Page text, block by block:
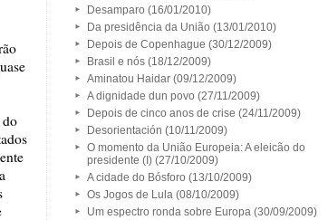
Desamparo (16/01/2010)
Da presidência da União (13/01/2010)
Depois de Copenhague (30/12/2009)
Brasil e nós (18/12/2009)
Aminatou Haidar (09/12/2009)
A dignidade dun povo (27/11/2009)
Depois de cinco anos de crise (24/11/2009)
Desorientación (10/11/2009)
O momento da União Europeia: A eleicão do
presidente (I) (27/10/2009)
A cidade do Bósforo (13/10/2009)
Os Jogos de Lula (08/10/2009)
Um espectro ronda sobre Europa (30/09/2009)